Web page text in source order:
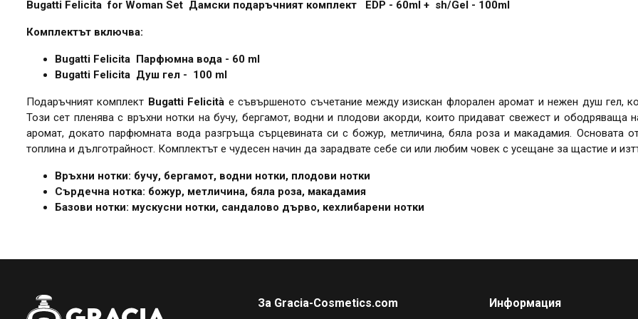
Bugatti Felicita for Woman Set Дамски подаръчният комплект EDP - 60ml + sh/Gel - 100ml
Комплектът включва:
Bugatti Felicita Парфюмна вода - 60 ml
Bugatti Felicita Душ гел - 100 ml
Подаръчният комплект Bugatti Felicità е съвършеното съчетание между изискан флорален аромат и нежен душ гел,
Този сет пленява с връхни нотки на бучу, бергамот, водни и плодови акорди, които придават свежест и ободряваща
аромат, докато парфюмната вода разгръща сърцевината си с божур, метличина, бяла роза и макадамия. Основата
топлина и дълготрайност. Комплектът е чудесен начин да зарадвате себе си или любим човек с усещане за щастие и
Връхни нотки: бучу, бергамот, водни нотки, плодови нотки
Сърдечна нотка: божур, метличина, бяла роза, макадамия
Базови нотки: мускусни нотки, сандалово дърво, кехлибарени нотки
За Gracia-Cosmetics.com Информация